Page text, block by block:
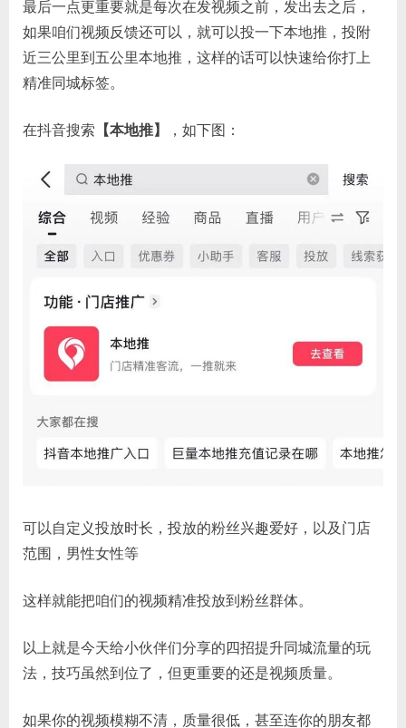
最后一点更重要就是每次在发视频之前，发出去之后，
如果咱们视频反馈还可以，就可以投一下本地推，投附
近三公里到五公里本地推，这样的话可以快速给你打上
精准同城标签。
在抖音搜索 【本地推】 ，如下图：
可以自定义投放时长，投放的粉丝兴趣爱好，以及门店
范围，男性女性等
这样就能把咱们的视频精准投放到粉丝群体。
以上就是今天给小伙伴们分享的四招提升同城流量的玩
法，技巧虽然到位了，但更重要的还是视频质量。
如果你的视频模糊不清，质量很低，甚至连你的朋友都